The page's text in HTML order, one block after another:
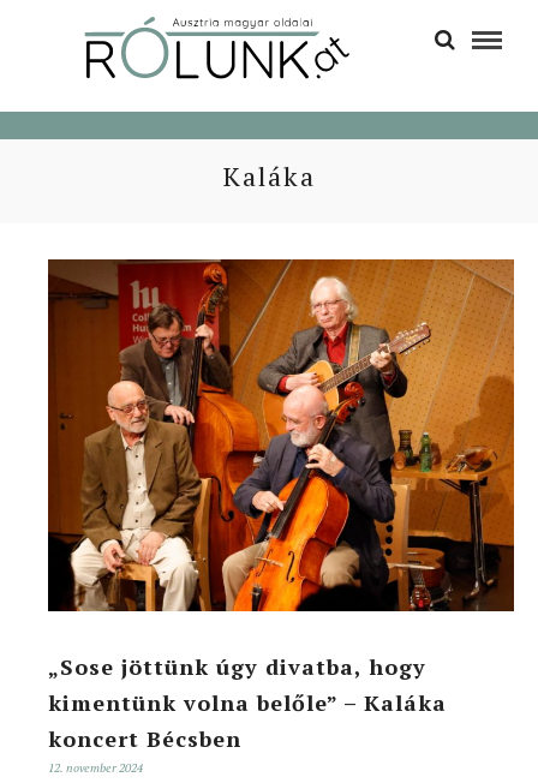
Kaláka
„Sose jöttünk úgy divatba, hogy
kimentünk volna belőle” – Kaláka
koncert Bécsben
12. november 2024